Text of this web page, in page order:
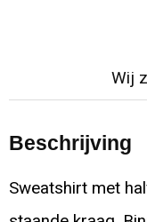
Wij
Beschrijving
Sweatshirt met